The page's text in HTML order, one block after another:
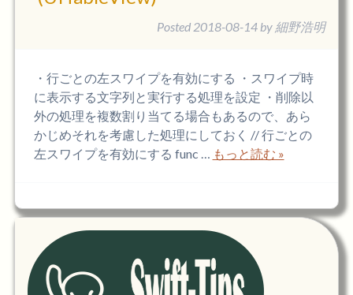
Posted 2018-08-14 by 細野浩明
・行ごとの左スワイプを有効にする ・スワイプ時
に表示する文字列と実行する処理を設定 ・削除以
外の処理を複数割り当てる場合もあるので、あら
かじめそれを考慮した処理にしておく // 行ごとの
左スワイプを有効にする func … もっと読む »